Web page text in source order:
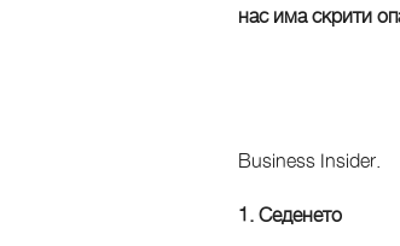
нас има скрити
Business Insider.
1. Седенето